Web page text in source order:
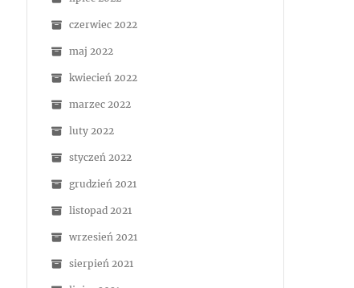
czerwiec 2022
maj 2022
kwiecień 2022
marzec 2022
luty 2022
styczeń 2022
grudzień 2021
listopad 2021
wrzesień 2021
sierpień 2021